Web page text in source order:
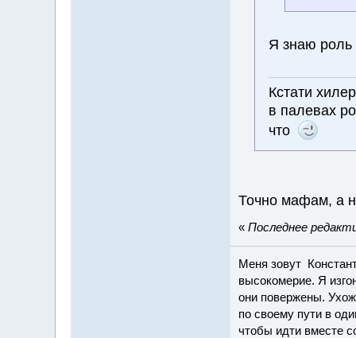
Я знаю
Кстати
в палевах
что
Точно мафам, а
« Последнее
Меня зовут
высокомерие. Я
они повержены.
по своему пути в
чтобы идти вместе